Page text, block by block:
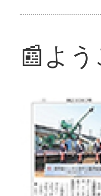
📰よ